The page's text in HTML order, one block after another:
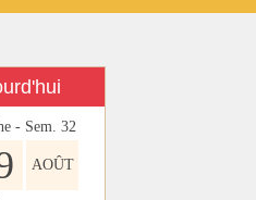
- Sem. 32
AOÛT